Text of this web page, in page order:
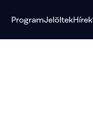
ProgramJelöltekHírek